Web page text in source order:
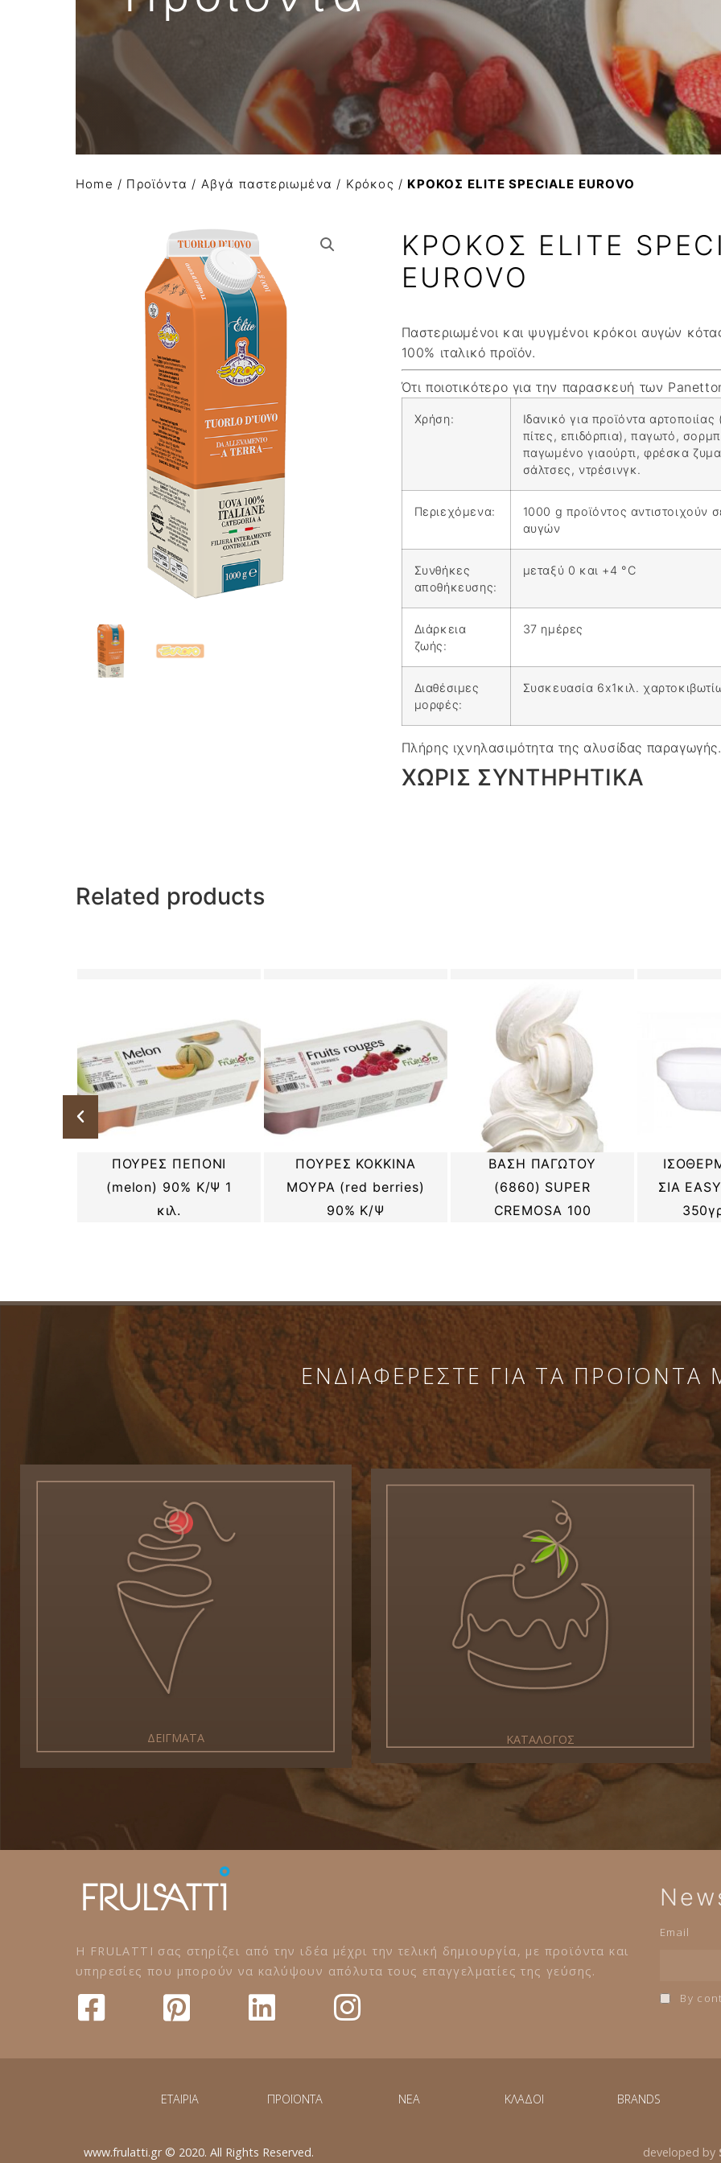
Βούτυρο αγελαδινό
Βούτυρο πρόβειο-
Γιαούρτι
Τυρί κρέμα
Φυτική Κρέμα
ΚΟΚΚΟΙ ΚΑΚΑΟ
Βούτυρο κακάο
Απομιμήσεις σοκολάτας
Α Ύλες Παγωτού
Variegato
Σιρόπια
Προϊόντα κάστανου
Φρούτα σε σιρόπι-confit φρούτων AGRIMONTANA
Κατεψυγμένα φρούτα και πουρέ φρούτων
Μηχανήματα-εξοπλισμός
Έτοιμο χειροποίητο gelato
Home / Προϊόντα / Αβγά παστεριωμένα / Κρόκος / ΚΡΟΚΟΣ ELITE SPECIALE EUROVO
ΚΡΟΚΟΣ ELITE
EUROVO
Παστεριωμένοι και ψυγμένοι κρόκοι αυγών
100% ιταλικό προϊόν.
Ότι ποιοτικότερο για την παρασκευή των
Χρήση:
Ιδανικό για προϊόντα
πίτες, επιδόρπια), παγωτό,
παγωμένο γιαούρτι, φρέσκα
σάλτσες, ντρέσινγκ.
Περιεχόμενα:
1000 g προϊόντος αντιστοιχούν
αυγών
Συνθήκες
αποθήκευσης:
μεταξύ 0 και +4 °C
Διάρκεια
ζωής:
37 ημέρες
Διαθέσιμες
μορφές:
Συσκευασία 6x1κιλ.
Πλήρης ιχνηλασιμότητα της αλυσίδας παραγωγής.
ΧΩΡΙΣ ΣΥΝΤΗΡΗΤΙΚΑ
Related products
ΠΟΥΡΕΣ ΠΕΠΟΝΙ
(melon) 90% Κ/Ψ 1
κιλ.
ΠΟΥΡΕΣ ΚΟΚΚΙΝΑ
ΜΟΥΡΑ (red berries)
90% Κ/Ψ
ΒΑΣΗ ΠΑΓΩΤΟΥ
(6860) SUPER
CREMOSA 100
ΣΙΑ
ΕΝΔΙΑΦΕΡΕΣΤΕ ΓΙΑ ΤΑ ΠΡΟΪΟΝΤΑ
ΔΕΙΓΜΑΤΑ ΚΑΤΑΛΟΓΟΣ
Η FRULATTI σας στηρίζει από την ιδέα μέχρι την τελική δημιουργία, με προϊόντα και
υπηρεσίες που μπορούν να καλύψουν απόλυτα τους επαγγελματίες της γεύσης.
Email
By
ΕΤΑΙΡΙΑ ΠΡΟΪΟΝΤΑ NEA ΚΛΑΔΟΙ BRANDS
www.frulatti.gr © 2020. All Rights Reserved. developed by